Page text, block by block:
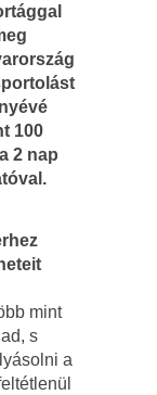
100
2 nap
mint
s
a